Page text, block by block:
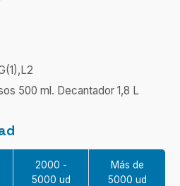
500 ml. Decantador 1,8 L
2000 -
5000 ud
Más de
5000 ud